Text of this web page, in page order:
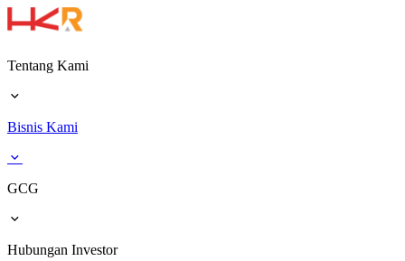
Tentang Kami
Bisnis Kami
GCG
Hubungan Investor